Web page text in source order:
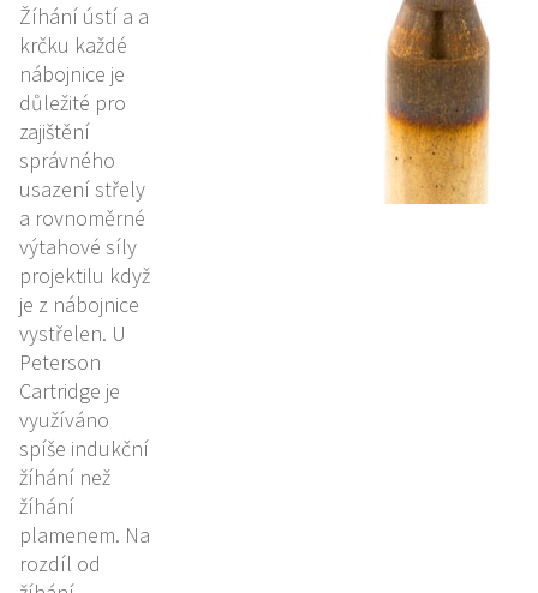
Žíhání ústí a a
krčku každé
nábojnice je
důležité pro
zajištění
správného
usazení střely
a rovnoměrné
výtahové síly
projektilu když
je z nábojnice
vystřelen. U
Peterson
Cartridge je
využíváno
spíše indukční
žíhání než
žíhání
plamenem. Na
rozdíl od